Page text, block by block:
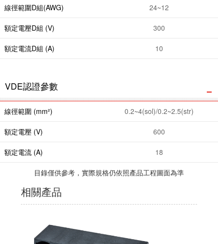
線徑範圍D組(AWG) 24~12
額定電壓D組 (V) 300
額定電流D組 (A) 10
VDE認證參數
線徑範圍 (mm²) 0.2~4(sol)/0.2~2.5(str)
額定電壓 (V) 600
額定電流 (A) 18
目錄僅供參考，實際規格仍依照產品工程圖面為準
相關產品